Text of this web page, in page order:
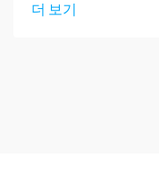
더 보기